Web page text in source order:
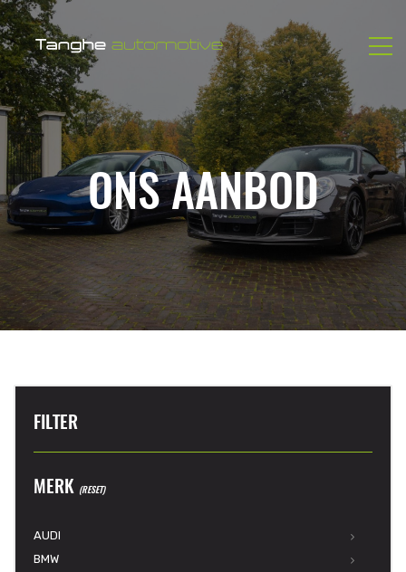
ONS AANBOD
FILTER
MERK (RESET)
AUDI
BMW